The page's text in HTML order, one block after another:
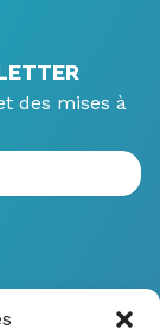
des mises à